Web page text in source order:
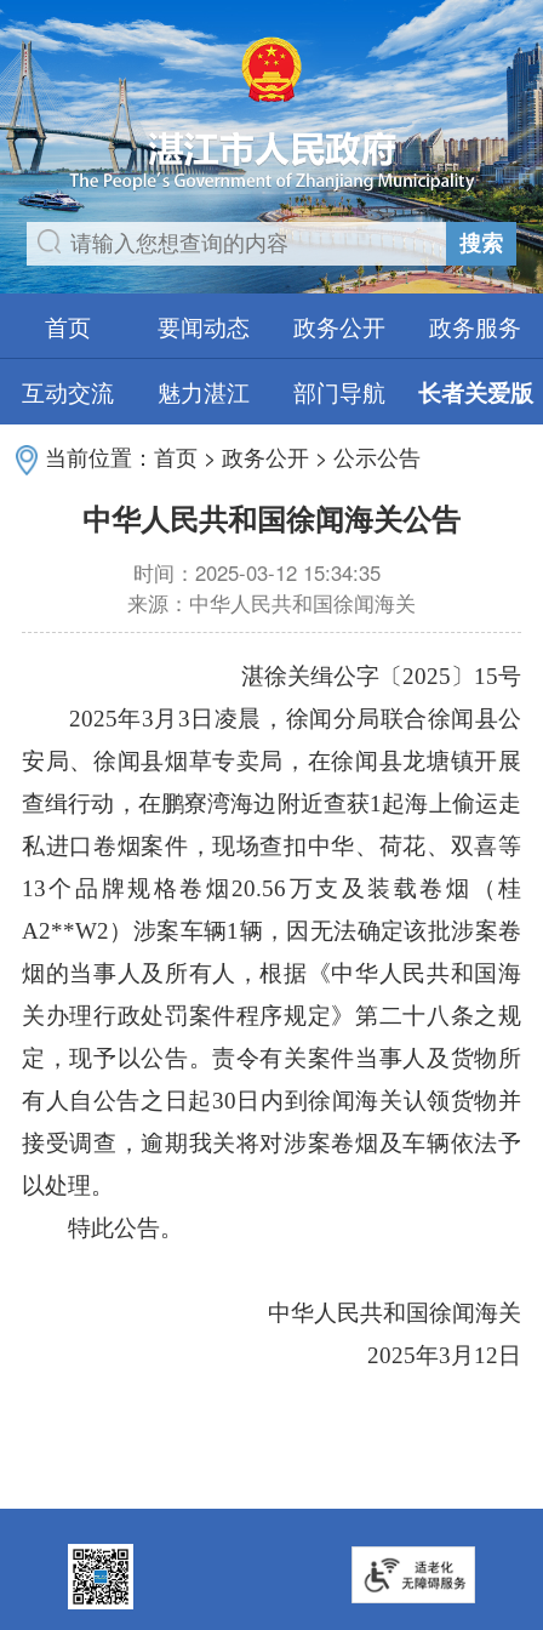
搜索
首页 要闻动态 政务公开
政务服务
互动交流
魅力湛江 部门导航 长者关爱版
当前位置：首页 >政务公开 >公示公告
中华人民共和国徐闻海关公告
时间：2025-03-12 15:34:35
来源：中华人民共和国徐闻海关
湛徐关缉公字〔2025〕15号
2025年3月3日凌晨，徐闻分局联合徐闻县公
安局、徐闻县烟草专卖局，在徐闻县龙塘镇开展
查缉行动，在鹏寮湾海边附近查获1起海上偷运走
私进口卷烟案件，现场查扣中华、荷花、双喜等
13个品牌规格卷烟20.56万支及装载卷烟（桂
A2**W2）涉案车辆1辆，因无法确定该批涉案卷
烟的当事人及所有人，根据《中华人民共和国海
关办理行政处罚案件程序规定》第二十八条之规
定，现予以公告。责令有关案件当事人及货物所
有人自公告之日起30日内到徐闻海关认领货物并
接受调查，逾期我关将对涉案卷烟及车辆依法予
以处理。
特此公告。
中华人民共和国徐闻海关
2025年3月12日